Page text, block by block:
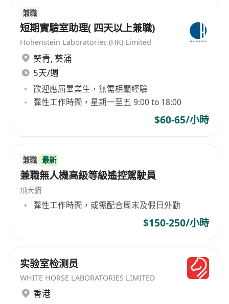
兼職
短期實驗室助理( 四天以上兼職)
Hohenstein Laboratories (HK) Limited
葵青, 葵涌
5天/週
歡迎應屆畢業生，無需相關經驗
彈性工作時間，星期一至五 9:00 to 18:00
$60-65/小時
兼職 最新
兼職無人機高級等級遙控駕駛員
飛天貓
彈性工作時間，或需配合周末及假日外勤
$150-250/小時
实验室检测员
WHITE HORSE LABORATORIES LIMITED
香港